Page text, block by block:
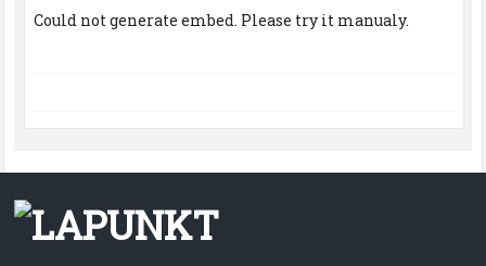
Could not generate embed. Please try it manualy.